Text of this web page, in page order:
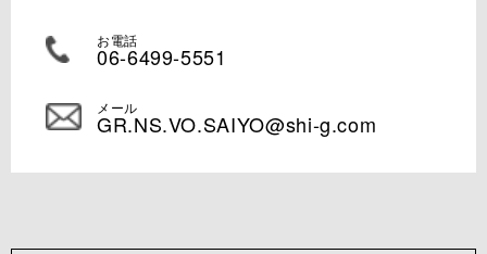
お電話
06-6499-5551
メール
GR.NS.VO.SAIYO@shi-g.com